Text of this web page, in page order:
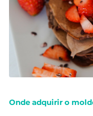
Onde adquirir o